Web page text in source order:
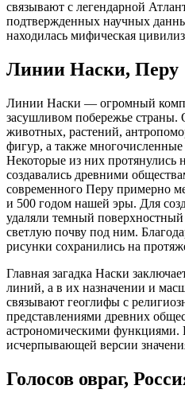
связывают с легендарной
подтвержденных научных
находилась мифическая
Линии Наски, Перу
Линии Наски — огромный
засушливом побережье страны.
животных, растений,
фигур, а также
Некоторые из них протянулись
создавались древними
современного Перу примерно
и 500 годом нашей эры. Для
удаляли темный
светлую почву под ним.
рисунки сохранились на
Главная загадка Наски
линий, а в их назначении и
связывают геоглифы с
представлениями древних
астрономическими функциями.
исчерпывающей версии
Голосов овраг,